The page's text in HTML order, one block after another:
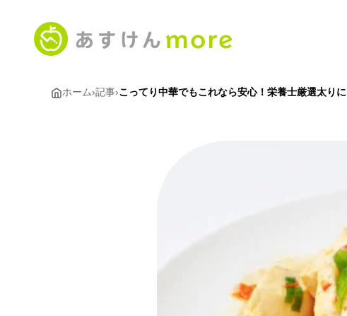
ホーム›記事›こってり中華でもこれなら安心！栄養士厳選太り